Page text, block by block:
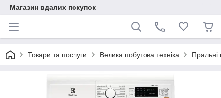
Магазин вдалих покупок
Товари та послуги Велика побутова техніка